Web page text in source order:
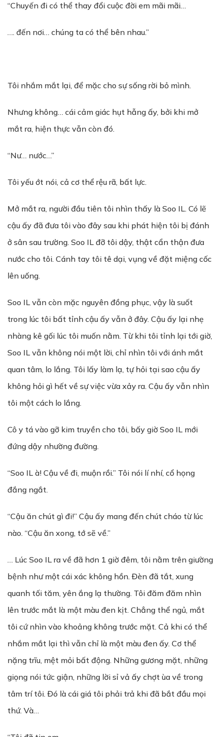
“Chuyến đi có thể thay đổi cuộc đời em mãi mãi…
…. đến nơi… chúng ta có thể bên nhau.”
Tôi nhắm mắt lại, để mặc cho sự sống rời bỏ mình.
Nhưng không… cái cảm giác hụt hẫng ấy, bởi khi mở
mắt ra, hiện thực vẫn còn đó.
“Nư… nước…”
Tôi yếu ớt nói, cả cơ thể rệu rã, bất lực.
Mở mắt ra, người đầu tiên tôi nhìn thấy là Soo IL. Có lẽ
cậu ấy đã đưa tôi vào đây sau khi phát hiện tôi bị đánh
ở sân sau trường. Soo IL đỡ tôi dậy, thật cẩn thận đưa
nước cho tôi. Cánh tay tôi tê dại, vụng về đặt miệng cốc
lên uống.
Soo IL vẫn còn mặc nguyên đồng phục, vậy là suốt
trong lúc tôi bất tỉnh cậu ấy vẫn ở đây. Cậu ấy lại nhẹ
nhàng kê gối lúc tôi muốn nằm. Từ khi tôi tỉnh lại tới giờ,
Soo IL vẫn không nói một lời, chỉ nhìn tôi với ánh mắt
quan tâm, lo lắng. Tôi lấy làm lạ, tự hỏi tại sao cậu ấy
không hỏi gì hết về sự việc vừa xảy ra. Cậu ấy vẫn nhìn
tôi một cách lo lắng.
Cô y tá vào gỡ kim truyền cho tôi, bấy giờ Soo IL mới
đứng dậy nhường đường.
“Soo IL à! Cậu về đi, muộn rồi.” Tôi nói lí nhí, cổ họng
đắng ngắt.
“Cậu ăn chút gì đi!” Cậu ấy mang đến chút cháo từ lúc
nào. “Cậu ăn xong, tớ sẽ về.”
… Lúc Soo IL ra về đã hơn 1 giờ đêm, tôi nằm trên giường
bệnh như một cái xác không hồn. Đèn đã tắt, xung
quanh tối tăm, yên ắng lạ thường. Tôi đăm đăm nhìn
lên trước mắt là một màu đen kịt. Chẳng thể ngủ, mắt
tôi cứ nhìn vào khoảng không trước mặt. Cả khi có thể
nhắm mắt lại thì vẫn chỉ là một màu đen ấy. Cơ thể
nặng trĩu, mệt mỏi bất động. Những gương mặt, những
giọng nói tức giận, những lời sỉ vả ấy chợt ùa về trong
tâm trí tôi. Đó là cái giá tôi phải trả khi đã bắt đầu mọi
thứ. Và…